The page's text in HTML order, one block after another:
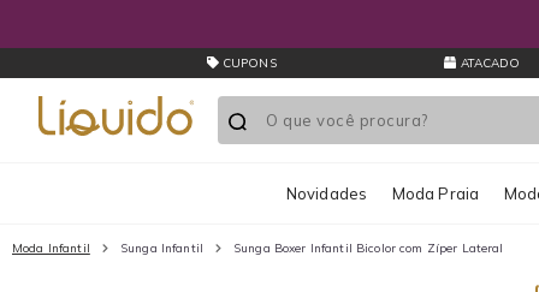
CUPONS ATACADO
Novidades Moda Praia
Moda Infantil Sunga Infantil Sunga Boxer Infantil Bicolor com Zíper Lateral